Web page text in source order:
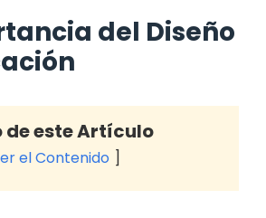
del Diseño
de este Artículo
el Contenido